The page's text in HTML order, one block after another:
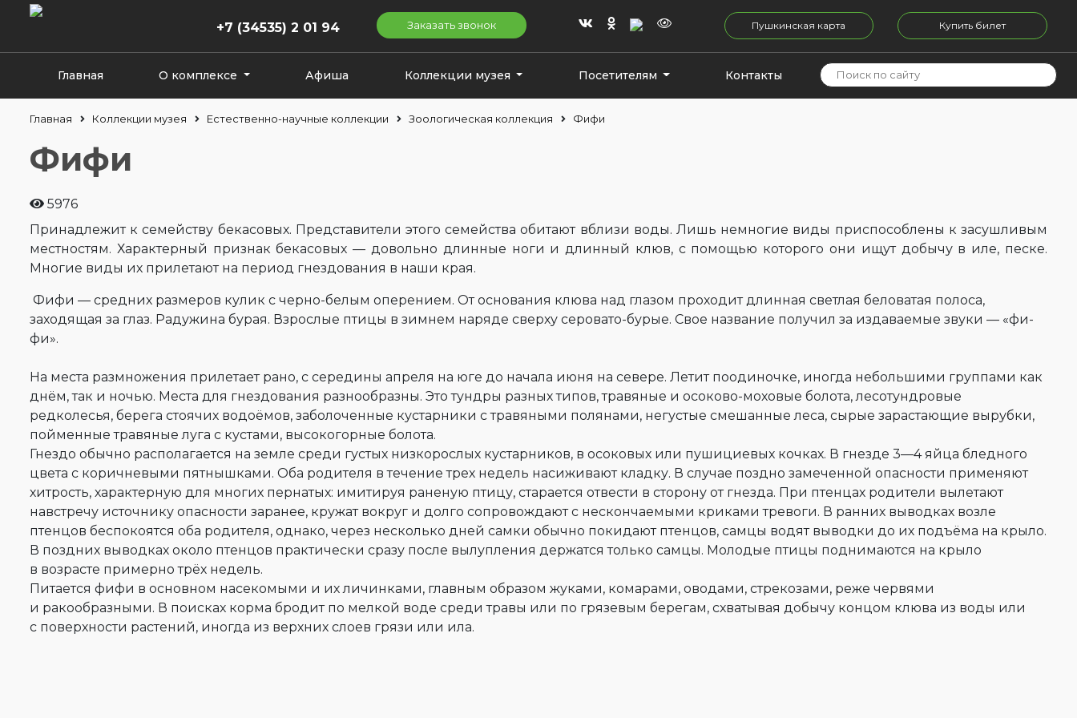
+7 (34535) 2 01 94 Заказать звонок Пушкинская карта Купить билет
Главная О комплексе Афиша Коллекции музея Посетителям Контакты
Главная Коллекции музея Естественно-научные коллекции Зоологическая коллекция Фифи
Фифи
5976
Принадлежит к семейству бекасовых. Представители этого семейства обитают вблизи воды. Лишь немногие виды приспособлены к засушливым
местностям. Характерный признак бекасовых — довольно длинные ноги и длинный клюв, с помощью которого они ищут добычу в иле, песке.
Многие виды их прилетают на период гнездования в наши края.
Фифи — средних размеров кулик с черно-белым оперением. От основания клюва над глазом проходит длинная светлая беловатая полоса,
заходящая за глаз. Радужина бурая. Взрослые птицы в зимнем наряде сверху серовато-бурые. Свое название получил за издаваемые звуки — «фи-
фи».
На места размножения прилетает рано, с середины апреля на юге до начала июня на севере. Летит поодиночке, иногда небольшими группами как
днём, так и ночью. Места для гнездования разнообразны. Это тундры разных типов, травяные и осоково-моховые болота, лесотундровые
редколесья, берега стоячих водоёмов, заболоченные кустарники с травяными полянами, негустые смешанные леса, сырые зарастающие вырубки,
пойменные травяные луга с кустами, высокогорные болота.
Гнездо обычно располагается на земле среди густых низкорослых кустарников, в осоковых или пушициевых кочках. В гнезде 3—4 яйца бледного
цвета с коричневыми пятнышками. Оба родителя в течение трех недель насиживают кладку. В случае поздно замеченной опасности применяют
хитрость, характерную для многих пернатых: имитируя раненую птицу, старается отвести в сторону от гнезда. При птенцах родители вылетают
навстречу источнику опасности заранее, кружат вокруг и долго сопровождают с нескончаемыми криками тревоги. В ранних выводках возле
птенцов беспокоятся оба родителя, однако, через несколько дней самки обычно покидают птенцов, самцы водят выводки до их подъёма на крыло.
В поздних выводках около птенцов практически сразу после вылупления держатся только самцы. Молодые птицы поднимаются на крыло
в возрасте примерно трёх недель.
Питается фифи в основном насекомыми и их личинками, главным образом жуками, комарами, оводами, стрекозами, реже червями
и ракообразными. В поисках корма бродит по мелкой воде среди травы или по грязевым берегам, схватывая добычу концом клюва из воды или
с поверхности растений, иногда из верхних слоев грязи или ила.